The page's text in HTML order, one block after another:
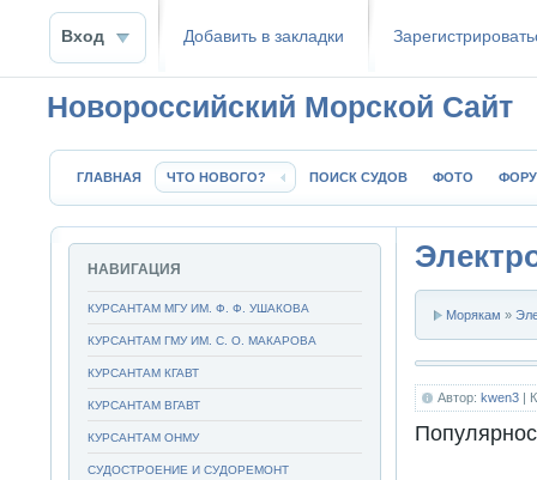
Вход Добавить в закладки
Новороссийский Морской Сайт
ГЛАВНАЯ ЧТО НОВОГО? ПОИСК СУДОВ ФОТО
Морякам »
Автор: kwen3 |
НАВИГАЦИЯ
КУРСАНТАМ МГУ ИМ. Ф. Ф. УШАКОВА
КУРСАНТАМ ГМУ ИМ. С. О. МАКАРОВА
КУРСАНТАМ КГАВТ
КУРСАНТАМ ВГАВТ
КУРСАНТАМ ОНМУ
СУДОСТРОЕНИЕ И СУДОРЕМОНТ